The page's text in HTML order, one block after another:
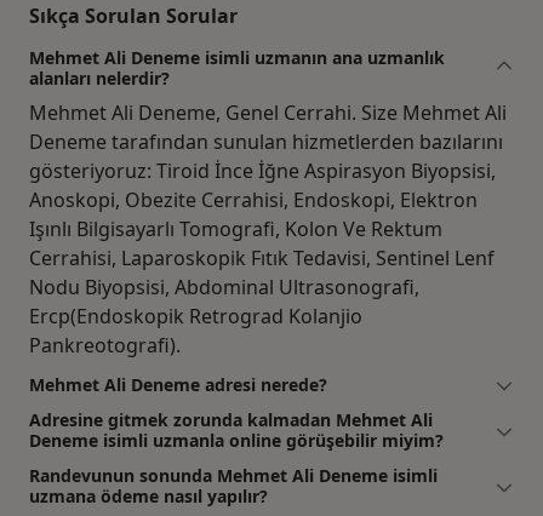
Sıkça Sorulan Sorular
Mehmet Ali Deneme isimli uzmanın ana uzmanlık
alanları nelerdir?
Mehmet Ali Deneme, Genel Cerrahi. Size Mehmet Ali
Deneme tarafından sunulan hizmetlerden bazılarını
gösteriyoruz: Tiroid İnce İğne Aspirasyon Biyopsisi,
Anoskopi, Obezite Cerrahisi, Endoskopi, Elektron
Işınlı Bilgisayarlı Tomografi, Kolon Ve Rektum
Cerrahisi, Laparoskopik Fıtık Tedavisi, Sentinel Lenf
Nodu Biyopsisi, Abdominal Ultrasonografi,
Ercp(Endoskopik Retrograd Kolanjio
Pankreotografi).
Mehmet Ali Deneme adresi nerede?
Adresine gitmek zorunda kalmadan Mehmet Ali
Deneme isimli uzmanla online görüşebilir miyim?
Randevunun sonunda Mehmet Ali Deneme isimli
uzmana ödeme nasıl yapılır?